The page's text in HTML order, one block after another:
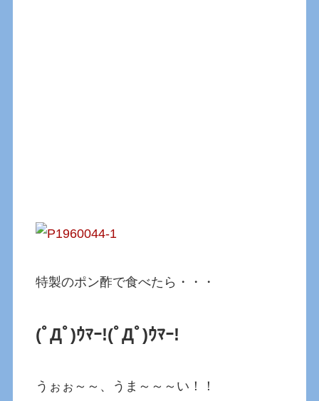
特製のポン酢で食べたら・・・
(ﾟДﾟ)ｳﾏｰ!(ﾟДﾟ)ｳﾏｰ!
うぉぉ～～、うま～～～い！！